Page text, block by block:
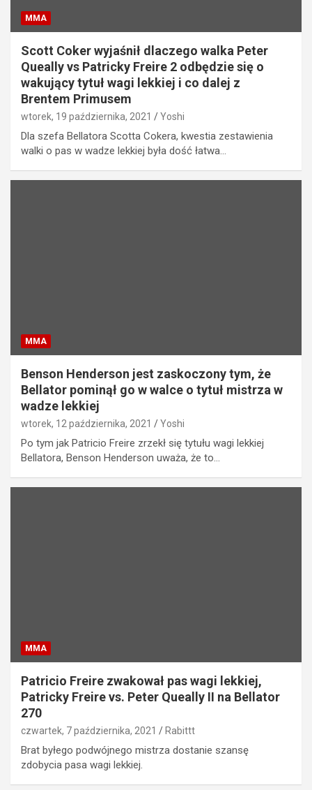
MMA
Scott Coker wyjaśnił dlaczego walka Peter
Queally vs Patricky Freire 2 odbędzie się o
wakujący tytuł wagi lekkiej i co dalej z
Brentem Primusem
wtorek, 19 października, 2021 Yoshi
Dla szefa Bellatora Scotta Cokera, kwestia zestawienia
walki o pas w wadze lekkiej była dość łatwa…
MMA
Benson Henderson jest zaskoczony tym, że
Bellator pominął go w walce o tytuł mistrza w
wadze lekkiej
wtorek, 12 października, 2021 Yoshi
Po tym jak Patricio Freire zrzekł się tytułu wagi lekkiej
Bellatora, Benson Henderson uważa, że to…
MMA
Patricio Freire zwakował pas wagi lekkiej,
Patricky Freire vs. Peter Queally II na Bellator
270
czwartek, 7 października, 2021 Rabittt
Brat byłego podwójnego mistrza dostanie szansę
zdobycia pasa wagi lekkiej.